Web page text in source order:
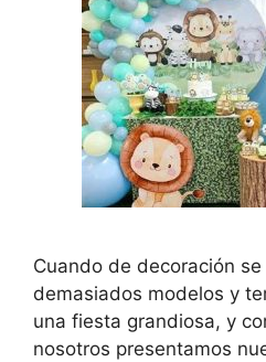
Cuando de decoración
demasiados modelos y
una fiesta grandiosa, y
nosotros presentamos